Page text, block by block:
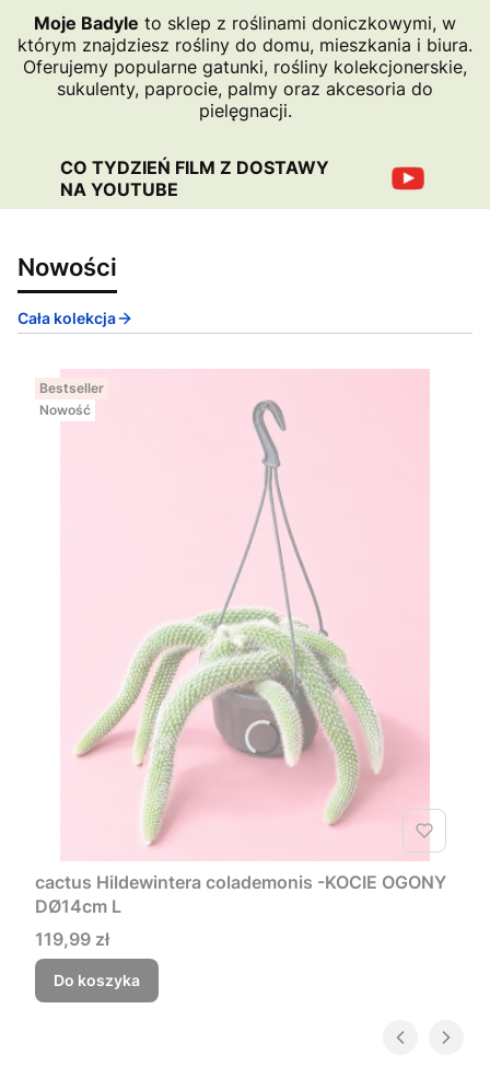
Moje Badyle to sklep z roślinami doniczkowymi, w
którym znajdziesz rośliny do domu, mieszkania i biura.
Oferujemy popularne gatunki, rośliny kolekcjonerskie,
sukulenty, paprocie, palmy oraz akcesoria do
pielęgnacji.
CO TYDZIEŃ FILM Z DOSTAWY
NA YOUTUBE
Nowości
Cała kolekcja
Bestseller
Nowość
cactus Hildewintera colademonis -KOCIE OGONY
DØ14cm L
Cena
119,99 zł
Do koszyka